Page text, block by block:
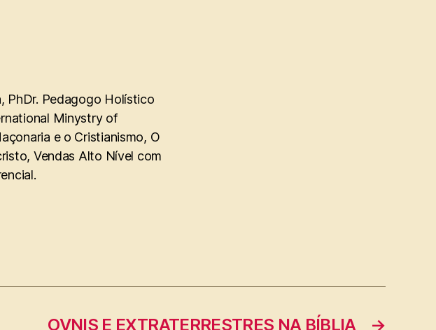
PhDr. Pedagogo Holístico
Minystry of
e o Cristianismo, O
Vendas Alto Nível com
→
OVNIS E EXTRATERRESTRES NA BÍBLIA